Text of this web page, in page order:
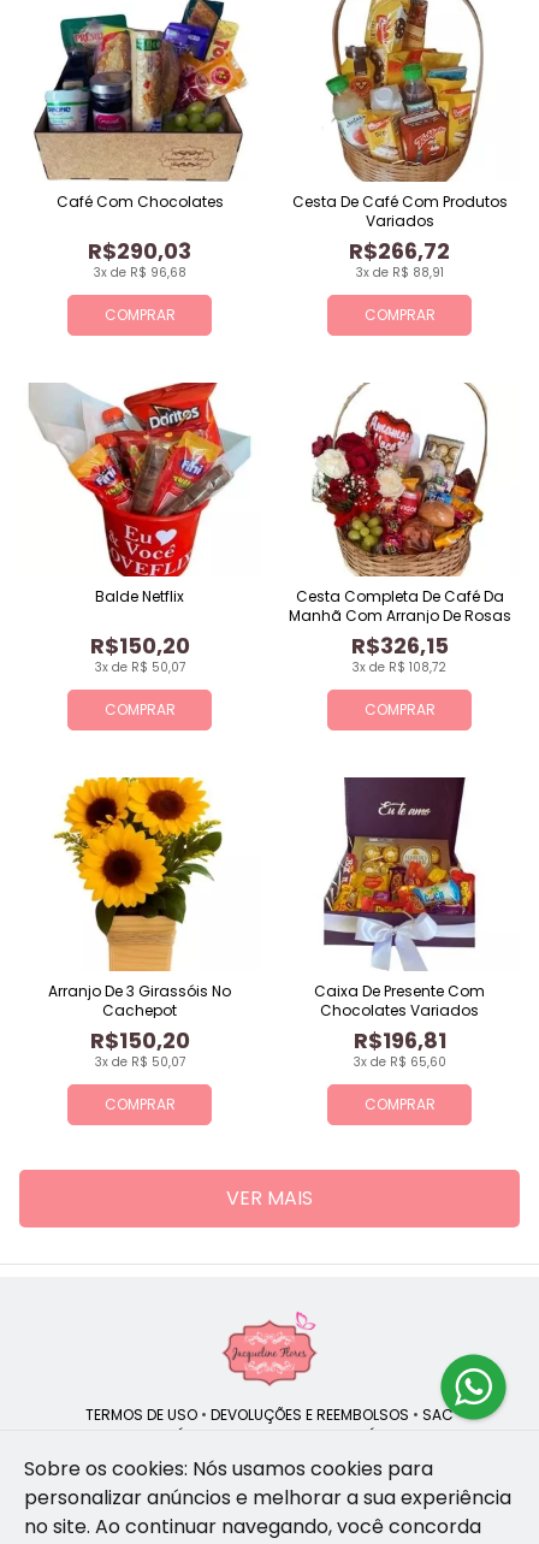
COMPRAR
3x de R$ 96,68
R$290,03
Café Com Chocolates
COMPRAR
3x de R$ 88,91
R$266,72
Cesta De Café Com Produtos
Variados
COMPRAR
3x de R$ 50,07
R$150,20
Balde Netflix
COMPRAR
3x de R$ 108,72
R$326,15
Cesta Completa De Café Da
Manhã Com Arranjo De Rosas
COMPRAR
3x de R$ 50,07
R$150,20
Arranjo De 3 Girassóis No
Cachepot
COMPRAR
3x de R$ 65,60
R$196,81
Caixa De Presente Com
Chocolates Variados
VER MAIS
TERMOS DE USO • DEVOLUÇÕES E REEMBOLSOS • SAC
POLÍTICA DE PRIVACIDADE POLÍTICA DE COOKIES
Jacqueline Flores | CNPJ: 47.335.418/0001-13
Sobre os cookies: Nós usamos cookies para
personalizar anúncios e melhorar a sua experiência
no site. Ao continuar navegando, você concorda